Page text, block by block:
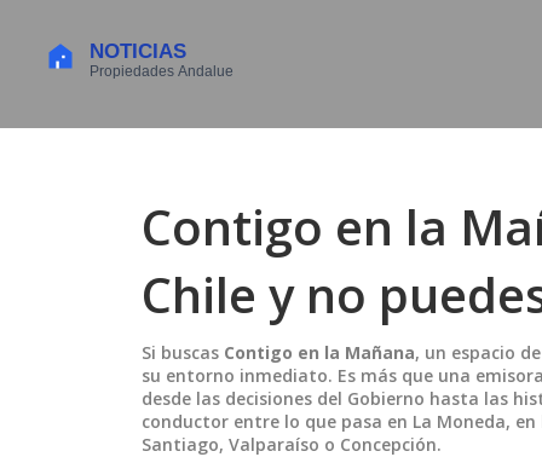
Contigo en la
Chile y no
Si buscas Contigo en la Mañana, un espacio
su entorno inmediato. Es más que una
desde las decisiones del Gobierno hasta las
conductor entre lo que pasa en La Moneda,
Santiago, Valparaíso o Concepción.